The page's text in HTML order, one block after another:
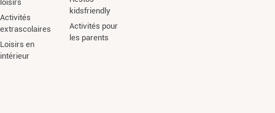
loisirs
Activités
extrascolaires
Loisirs en
intérieur
kidsfriendly
Activités pour
les parents